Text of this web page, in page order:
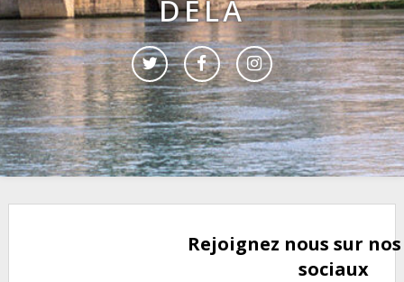
DELÀ
Rejoignez nous sur
sociaux